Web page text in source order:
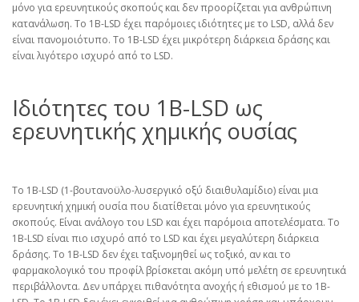
μόνο για ερευνητικούς σκοπούς και δεν προορίζεται για ανθρώπινη
κατανάλωση. Το 1B-LSD έχει παρόμοιες ιδιότητες με το LSD, αλλά δεν
είναι πανομοιότυπο. Το 1B-LSD έχει μικρότερη διάρκεια δράσης και
είναι λιγότερο ισχυρό από το LSD.
Ιδιότητες του 1B-LSD ως
ερευνητικής χημικής ουσίας
Το 1B-LSD (1-βουτανοϋλο-λυσεργικό οξύ διαιθυλαμίδιο) είναι μια
ερευνητική χημική ουσία που διατίθεται μόνο για ερευνητικούς
σκοπούς. Είναι ανάλογο του LSD και έχει παρόμοια αποτελέσματα. Το
1B-LSD είναι πιο ισχυρό από το LSD και έχει μεγαλύτερη διάρκεια
δράσης. Το 1B-LSD δεν έχει ταξινομηθεί ως τοξικό, αν και το
φαρμακολογικό του προφίλ βρίσκεται ακόμη υπό μελέτη σε ερευνητικά
περιβάλλοντα. Δεν υπάρχει πιθανότητα ανοχής ή εθισμού με το 1B-